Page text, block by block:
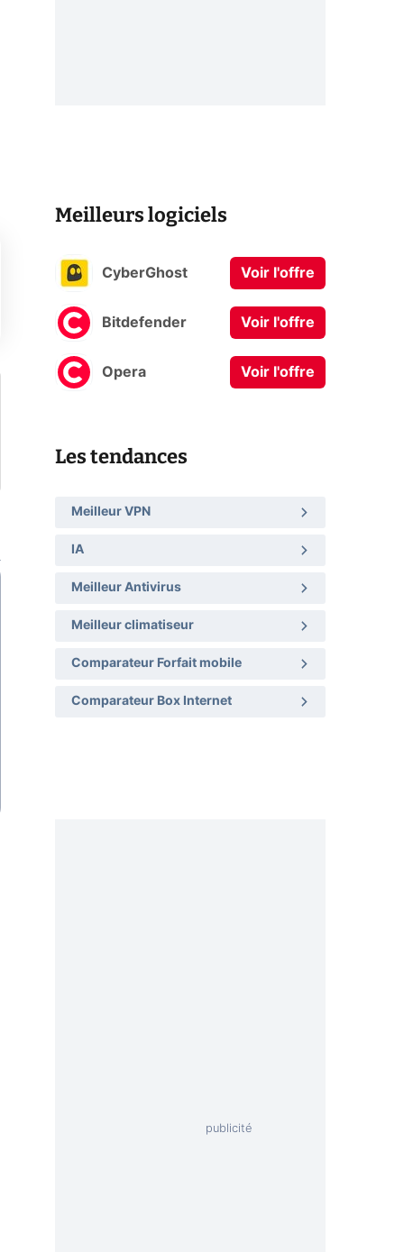
Meilleurs logiciels
CyberGhost Voir l'offre
Bitdefender Voir l'offre
Opera Voir l'offre
Les tendances
Meilleur VPN
IA
Meilleur Antivirus
Meilleur climatiseur
Comparateur Forfait mobile
Comparateur Box Internet